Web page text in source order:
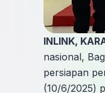
INLINK,
nasional,
persiapan
(10/6/2025)